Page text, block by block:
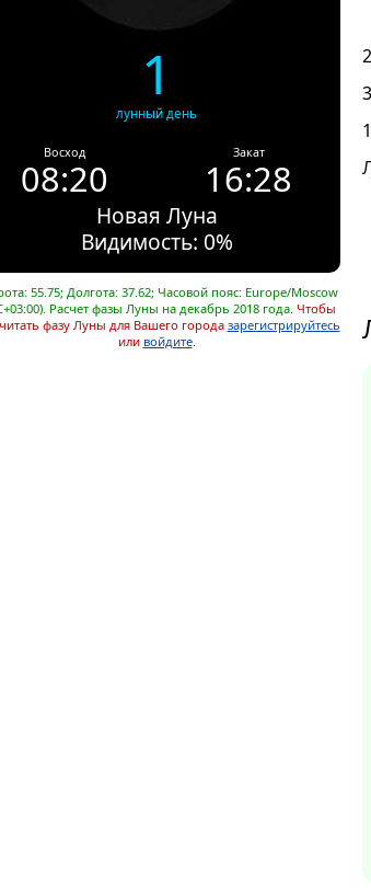
1
лунный день
Восход
08:20
Закат
16:28
Новая Луна
Видимость: 0%
55.75; Долгота: 37.62; Часовой пояс: Europe/Moscow
Расчет фазы Луны на декабрь 2018 года. Чтобы
фазу Луны для Вашего города зарегистрируйтесь
или войдите.